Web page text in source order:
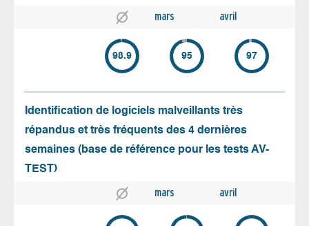
mars avril
98.9 95 97
Identification de logiciels malveillants très
répandus et très fréquents des 4 dernières
semaines (base de référence pour les tests AV-
TEST)
mars avril